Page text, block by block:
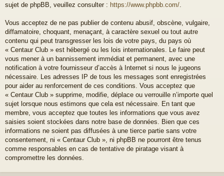
sujet de phpBB, veuillez consulter : https://www.phpbb.com/
Vous acceptez de ne pas publier de contenu abusif, obscène, vulgaire,
diffamatoire, choquant, menaçant, à caractère sexuel ou tout autre
contenu qui peut transgresser les lois de votre pays, du pays où
« Centaur Club » est hébergé ou les lois internationales. Le faire peut
vous mener à un bannissement immédiat et permanent, avec une
notification à votre fournisseur d’accès à Internet si nous le jugeons
nécessaire. Les adresses IP de tous les messages sont enregistrées
pour aider au renforcement de ces conditions. Vous acceptez que
« Centaur Club » supprime, modifie, déplace ou verrouille n’importe quel
sujet lorsque nous estimons que cela est nécessaire. En tant que
membre, vous acceptez que toutes les informations que vous avez
saisies soient stockées dans notre base de données. Bien que ces
informations ne soient pas diffusées à une tierce partie sans votre
consentement, ni « Centaur Club », ni phpBB ne pourront être tenus
comme responsables en cas de tentative de piratage visant à
compromettre les données.